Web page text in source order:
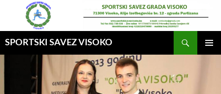
SPORTSKI SAVEZ VISOKO